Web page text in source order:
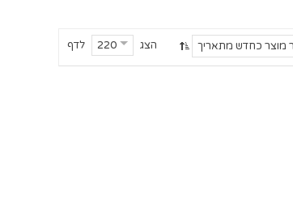
הצג 220 לדף מוצר כחדש מתאריך